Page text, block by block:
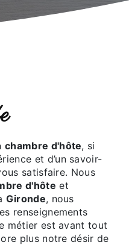
chambre d'hôte, si
et d’un savoir-
satisfaire. Nous
d'hôte et
Gironde, nous
renseignements
métier est avant tout
plus notre désir de